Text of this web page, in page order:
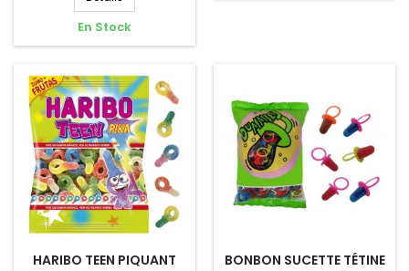
En Stock
HARIBO TEEN PIQUANT BONBON SUCETTE TÉTINE